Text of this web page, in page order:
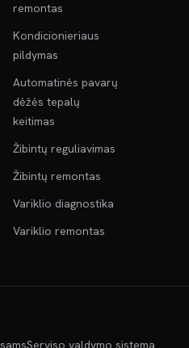
remontas
Kondicionieriaus
pildymas
Automatinės pavarų
dėžės tepalų
keitimas
Žibintų reguliavimas
Žibintų remontas
Variklio diagnostika
Variklio remontas
Serviso valdymo sistema